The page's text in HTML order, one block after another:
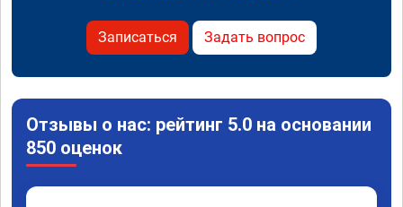
Записаться Задать вопрос
Отзывы о нас: рейтинг 5.0 на основании
850 оценок